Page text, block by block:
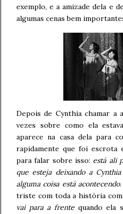
exemplo, e a amizade dela e
algumas cenas bem
Depois de Cynthia chamar a
vezes sobre como ela
aparece na casa dela para
rapidamente que foi escrota
para falar sobre isso: está ali
que esteja deixando a
alguma coisa está acontecendo
triste com toda a história com
vai para a frente quando ela